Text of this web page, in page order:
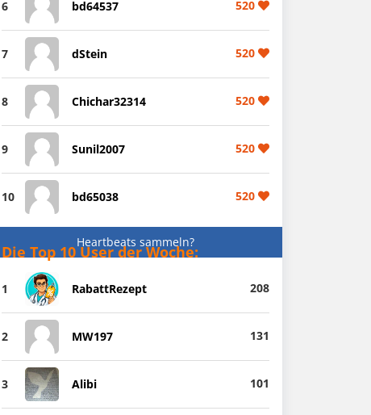
6 bd64537 520
7 dStein 520
8 Chichar32314 520
9 Sunil2007 520
10 bd65038 520
Heartbeats sammeln?
Die Top 10 User der Woche:
1 RabattRezept 208
2 MW197 131
3 Alibi 101